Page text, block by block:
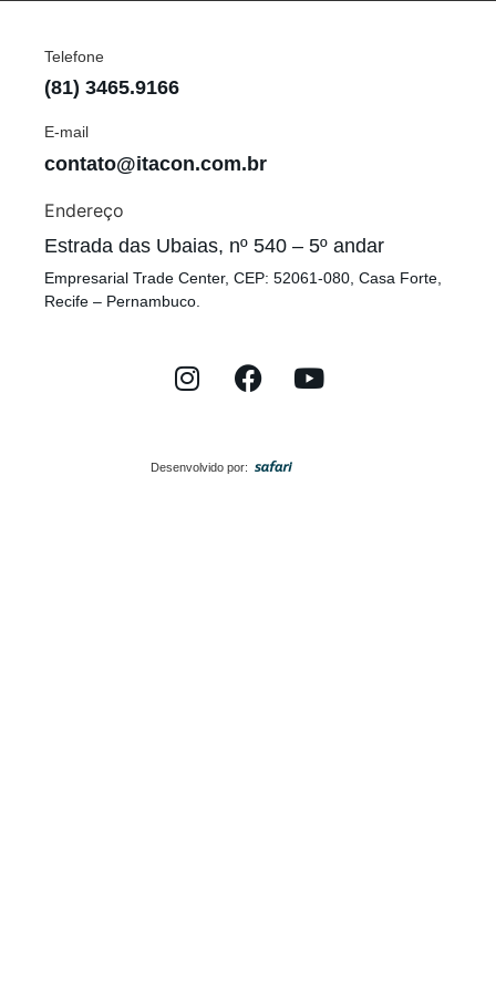
Telefone
(81) 3465.9166
E-mail
contato@itacon.com.br
Endereço
Estrada das Ubaias, nº 540 – 5º andar
Empresarial Trade Center, CEP: 52061-080, Casa Forte,
Recife – Pernambuco.
Desenvolvido por: